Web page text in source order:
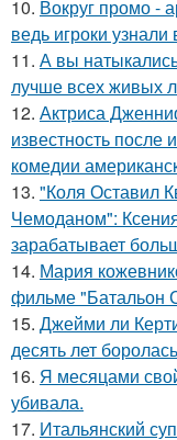
10. Вокруг промо -
ведь игроки
11. А вы
лучше всех живых
12. Актриса
известность
комедии
13. "Коля Оставил
Чемоданом":
зарабатывает
14. Мария
фильме "Батальон
15. Джейми ли
десять лет
16. Я месяцами
убивала.
17. Итальянский